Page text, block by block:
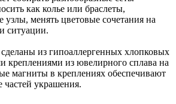
как колье или браслеты,
узлы, менять цветовые сочетания на
ситуации.
из гипоаллергенных хлопковых
креплениями из ювелирного сплава на
магниты в креплениях обеспечивают
частей украшения.